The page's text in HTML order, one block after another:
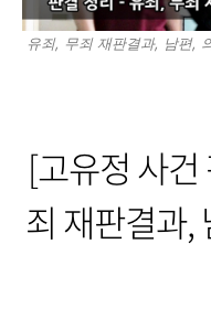
유죄, 무죄 재판결과, 남편,
[고유정 사건
죄 재판결과,